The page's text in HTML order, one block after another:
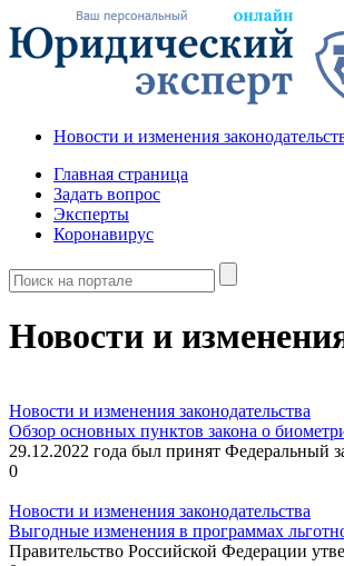
Новости и изменения
Главная страница
Задать вопрос
Эксперты
Коронавирус
Новости и
Новости и изменения законодательства
Обзор основных пунктов закона о
29.12.2022 года был принят
0
Новости и изменения законодательства
Выгодные изменения в программах
Правительство Российской Федерации